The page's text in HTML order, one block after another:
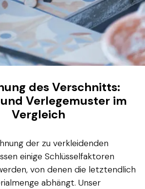
des Verschnitts:
Verlegemuster im
Vergleich
der zu verkleidenden
einige Schlüsselfaktoren
von denen die letztendlich
abhängt. Unser